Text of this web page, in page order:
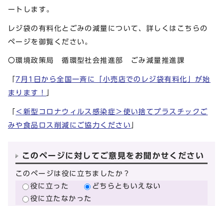
ートします。
レジ袋の有料化とごみの減量について、詳しくはこちらの
ページを御覧ください。
〇環境政策局 循環型社会推進部 ごみ減量推進課
「7月1日から全国一斉に「小売店でのレジ袋有料化」が始
まります！
「 ＜新型コロナウィルス感染症＞使い捨てプラスチックご
みや食品ロス削減にご協力ください
このページに対してご意見をお聞かせください
このページは役に立ちましたか？
役に立った
どちらともいえない
役に立たなかった